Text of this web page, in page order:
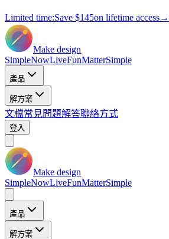
Limited time:Save $145on lifetime access→
Make design
SimpleNowLiveFunMatterSimple
產品
解方案
文檔常見問題解答聯絡方式
登入
Make design
SimpleNowLiveFunMatterSimple
產品
解方案